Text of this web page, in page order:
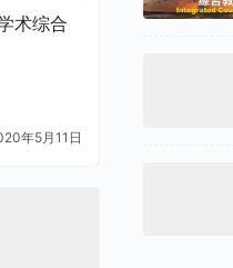
术综合
年5月11日